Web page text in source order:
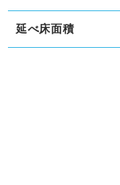
延べ床面積